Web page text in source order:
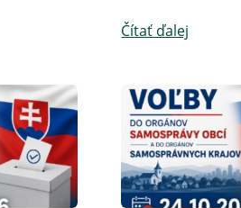
Čítať ďalej